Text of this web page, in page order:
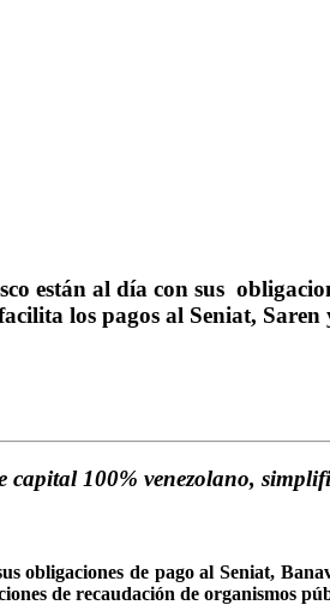
están al día con sus
los pagos al Seniat,
100% venezolano,
obligaciones de pago al Seniat,
de recaudación de organismos